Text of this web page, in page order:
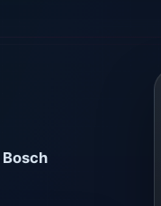
Bosch